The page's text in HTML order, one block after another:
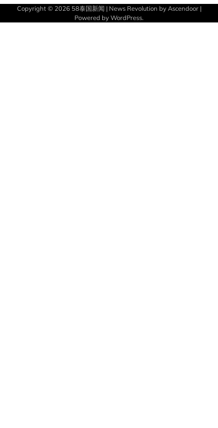
Copyright © 2026 58泰国新闻 | News Revolution by Ascendoor|
Powered byWordPress.